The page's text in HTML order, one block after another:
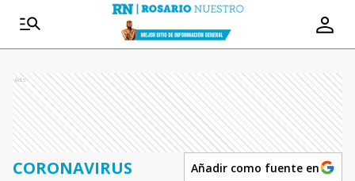
Ads
CORONAVIRUS Añadir como fuente en